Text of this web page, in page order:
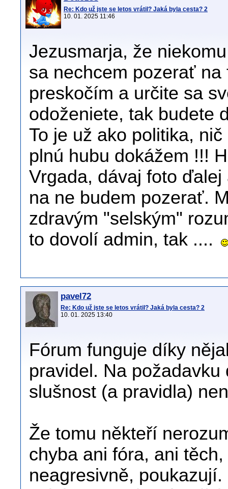
Re: Kdo už jste se letos vrátil? Jaká byla cesta? 2
10. 01. 2025 11:46
Jezusmarja, že
sa nechcem pozerať
preskočím a určite sa
odoženiete, tak budete
To je už ako politika,
plnú hubu dokážem !!!
Vrgada, dávaj foto
na ne budem pozerať.
zdravým "selským"
to dovolí admin, tak ....
pavel72
Re: Kdo už jste se letos vrátil? Jaká byla cesta? 2
10. 01. 2025 13:40
Fórum funguje díky
pravidel. Na
slušnost (a pravidla)
Že tomu někteří
chyba ani fóra, ani
neagresivně, poukazují.